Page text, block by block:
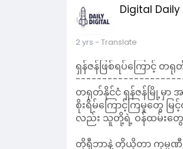
တရုတ်နိုင်ငံ ရှန်ဇန်မြို့မှာ
စိုးရိမ်ကြောင့်ကြမှုတွေ
တိုရှီဘာနဲ့ တိုယိုတာ ကုမ္ပ
တယ်။ ပန်နာဆိုနစ်ကလည်း
အဲဒီတိုက် ခိုက်မှုကို အလွန်အမ
ထားပါတယ်။
တရုတ်နိုင်ငံထဲက ဂျပန်ကျ
လှုပ်ရှားမှုတချို့ကို ဖျက်သိ
Read More